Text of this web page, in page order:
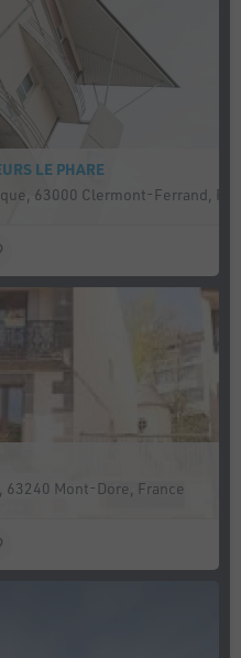
LE PHARE
63000 Clermont-Ferrand,
63240 Mont-Dore, France